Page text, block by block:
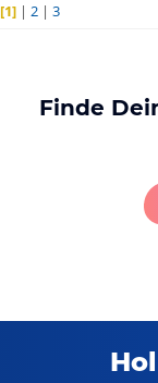
[1] |2 |3
Finde